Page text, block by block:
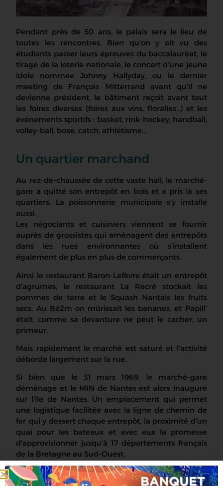
Pendant près de 50 ans, le palais sera le lieu de
toutes les rencontres. Bien qu’on y ait vu des
étudiants passer leurs épreuves du baccalauréat, le
tirage de la loterie nationale, le concert d’une jeune
idole nommée Johnny Hallyday, ou le dernier
meeting de François Mitterrand avant qu’il ne
devienne président, le bâtiment reçoit avant tout
les foires diverses (foires aux vins, floralies…) et les
événements sportifs : basket, rink-hockey, handball,
volley-ball, boxe, catch, athlétisme…
Un quartier marchand
Au rez-de-chaussée de cette vaste hall, le marché-
gare a quitté son entrepôt en bois et a pris là ses
quartiers. La poissonnerie municipale s’y installe
aussi.
Les négociants et cuisiniers viennent se fournir
auprès de grossistes qui aménagent des entrepôts
dans les rues environnantes où s’installent
également de plus en plus de commerçants.
Ainsi le restaurant Baron-Lefèvre était un entrepôt
d’agrumes, le restaurant La Recré stockait les
pommes de terre et le Squash Nantais les fruits
secs. Au Bé2m on mûrissait les bananes, et Papill’
était, comme sa devanture ne peut le cacher, un
primeur.
Mais rapidement le marché est saturé et l’activité
déborde largement sur la rue.
Si bien que le 31 mars 1969, le marché-gare
déménage et le MIN de Nantes est alors inauguré
sur l’île de Nantes. Un emplacement qui permet
une logistique facilitée avec la ligne de chemin de
fer qui y dessert chaque entrepôt, la proximité d’un
quai pour les bateaux et avec eux la promesse
d’approvisionner jusqu’à 17 départements français
de la Bretagne au Sud-Ouest.